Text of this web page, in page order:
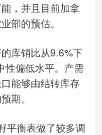
，并且目前加拿
部的预估。
库销比从9.6%下
性偏低水平。产需
能够由结转库存
期。
衡表做了较多调